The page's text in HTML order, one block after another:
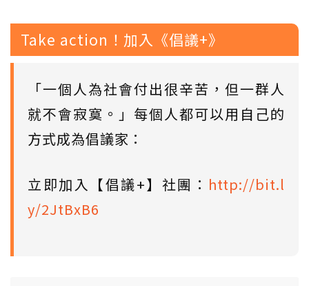
Take action！加入《倡議+》
「一個人為社會付出很辛苦，但一群人
就不會寂寞。」每個人都可以用自己的
方式成為倡議家：
立即加入【倡議+】社團： http://bit.l
y/2JtBxB6